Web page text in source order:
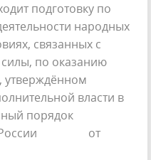
подготовку по
народных
связанных с
по оказанию
власти в
порядок
России от